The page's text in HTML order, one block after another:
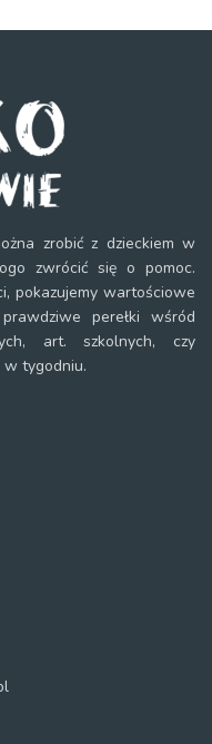
zrobić z dzieckiem w
zwrócić się o pomoc.
pokazujemy wartościowe
perełki wśród
art. szkolnych, czy
w tygodniu.